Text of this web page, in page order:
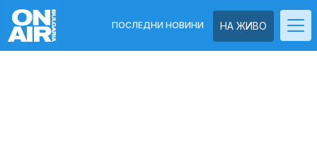
НА ЖИВО
ПОСЛЕДНИ НОВИНИ